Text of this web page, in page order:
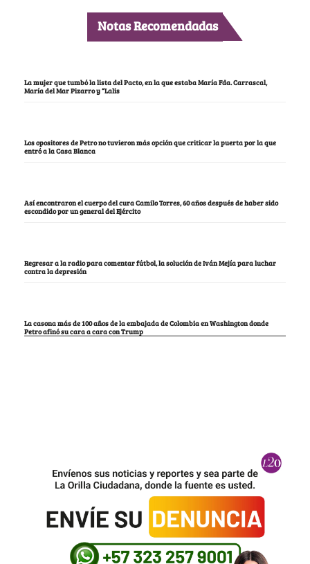
Notas Recomendadas
La mujer que tumbó la lista del Pacto, en la que estaba María Fda. Carrascal,
María del Mar Pizarro y “Lalis
Los opositores de Petro no tuvieron más opción que criticar la puerta por la que
entró a la Casa Blanca
Así encontraron el cuerpo del cura Camilo Torres, 60 años después de haber sido
escondido por un general del Ejército
Regresar a la radio para comentar fútbol, la solución de Iván Mejía para luchar
contra la depresión
La casona más de 100 años de la embajada de Colombia en Washington donde
Petro afinó su cara a cara con Trump